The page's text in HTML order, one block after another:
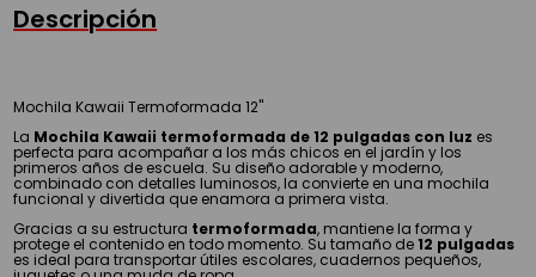
Descripción
Mochila Kawaii Termoformada 12''
La Mochila Kawaii termoformada de 12 pulgadas con luz es
perfecta para acompañar a los más chicos en el jardín y los
primeros años de escuela. Su diseño adorable y moderno,
combinado con detalles luminosos, la convierte en una mochila
funcional y divertida que enamora a primera vista.
Gracias a su estructura termoformada, mantiene la forma y
protege el contenido en todo momento. Su tamaño de12 pulgadas
es ideal para transportar útiles escolares, cuadernos pequeños,